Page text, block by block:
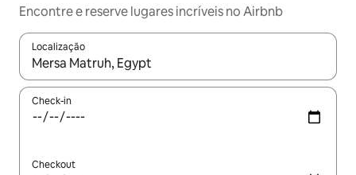
Encontre e reserve lugares incríveis no Airbnb
Localização
Quando os resultados estiverem disponíveis, explore-os
Check-in
Checkout